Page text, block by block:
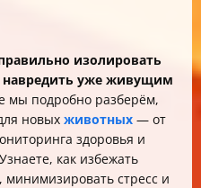
карантина
рекомендаций
изолировать
навредить уже живущим
мы подробно разберём,
новых животных — от
здоровья и
как избежать
стресс и